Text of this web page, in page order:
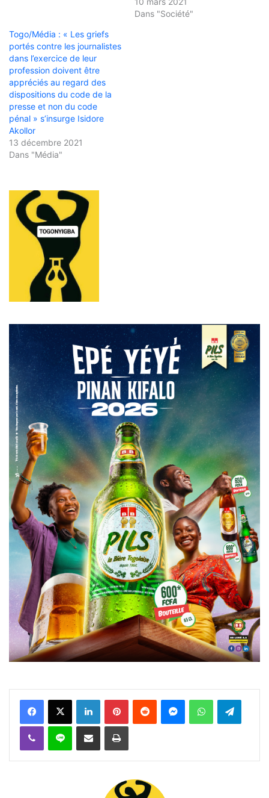
Dans "Société"
Togo/Média : « Les griefs
portés contre les journalistes
dans l’exercice de leur
profession doivent être
appréciés au regard des
dispositions du code de la
presse et non du code
pénal » s’insurge Isidore
Akollor
13 décembre 2021
Dans "Média"
FacebookX Linkedin PinterestReddit MessengerWhatsAppTelegram
Viber Ligne Partager par email Imprimer